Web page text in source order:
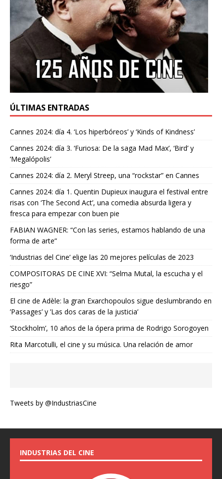
ÚLTIMAS ENTRADAS
Cannes 2024: día 4. ‘Los hiperbóreos’ y ‘Kinds of Kindness’
Cannes 2024: día 3. ‘Furiosa: De la saga Mad Max’, ‘Bird’ y
‘Megalópolis’
Cannes 2024: día 2. Meryl Streep, una “rockstar” en Cannes
Cannes 2024: día 1. Quentin Dupieux inaugura el festival entre
risas con ‘The Second Act’, una comedia absurda ligera y
fresca para empezar con buen pie
FABIAN WAGNER: “Con las series, estamos hablando de una
forma de arte”
‘Industrias del Cine’ elige las 20 mejores películas de 2023
COMPOSITORAS DE CINE XVI: “Selma Mutal, la escucha y el
riesgo”
El cine de Adèle: la gran Exarchopoulos sigue deslumbrando en
’Passages’ y ’Las dos caras de la justicia’
‘Stockholm’, 10 años de la ópera prima de Rodrigo Sorogoyen
Rita Marcotulli, el cine y su música. Una relación de amor
Tweets by @IndustriasCine
INDUSTRIAS DEL CINE